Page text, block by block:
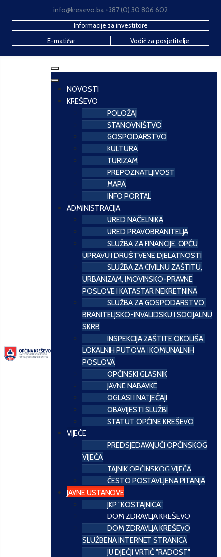
info@kresevo.ba +387 (0) 30 806 602
Informacije za investitore
E-matičar
Vodič za posjetitelje
NOVOSTI
KREŠEVO
POLOŽAJ
STANOVNIŠTVO
GOSPODARSTVO
KULTURA
TURIZAM
PREPOZNATLJIVOST
MAPA
INFO PORTAL
ADMINISTRACIJA
URED NAČELNIKA
URED PRAVOBRANITELJA
SLUŽBA ZA FINANCIJE, OPĆU
UPRAVU I DRUŠTVENE DJELATNOSTI
SLUŽBA ZA CIVILNU ZAŠTITU,
URBANIZAM, IMOVINSKO-PRAVNE
POSLOVE I KATASTAR NEKRETNINA
SLUŽBA ZA GOSPODARSTVO,
BRANITELJSKO-INVALIDSKU I SOCIJALNU
SKRB
INSPEKCIJA ZAŠTITE OKOLIŠA,
LOKALNIH PUTOVA I KOMUNALNIH
POSLOVA
OPĆINSKI GLASNIK
JAVNE NABAVKE
OGLASI I NATJEČAJI
OBAVIJESTI SLUŽBI
STATUT OPĆINE KREŠEVO
VIJEĆE
PREDSJEDAVAJUĆI OPĆINSKOG
VIJEĆA
TAJNIK OPĆINSKOG VIJEĆA
ČESTO POSTAVLJENA PITANJA
JAVNE USTANOVE
JKP "KOSTAJNICA"
DOM ZDRAVLJA KREŠEVO
DOM ZDRAVLJA KREŠEVO
SLUŽBENA INTERNET STRANICA
JU DJEČJI VRTIĆ "RADOST"